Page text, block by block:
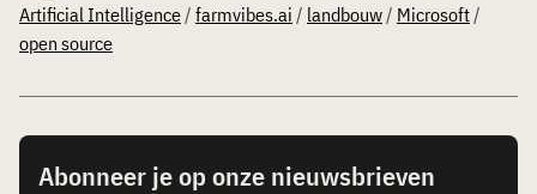
Artificial Intelligence/ farmvibes.ai / landbouw/ Microsoft/
open source
Abonneer je op onze nieuwsbrieven